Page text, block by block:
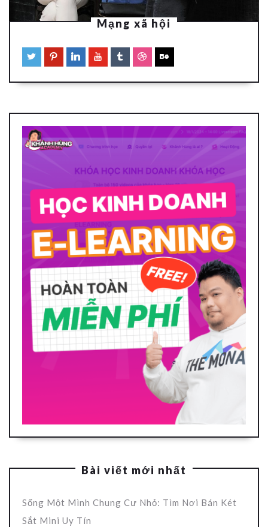
Mạng xã hội
Bài viết mới nhất
Sống Một Mình Chung Cư Nhỏ: Tìm Nơi Bán Két
Sắt Mini Uy Tín